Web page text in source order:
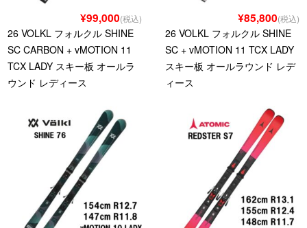
¥99,000(税込)
26 VOLKL フォルクル SHINE
SC CARBON + vMOTION 11
TCX LADY スキー板 オールラ
ウンド レディース
¥85,800(税込)
26 VOLKL フォルクル SHINE
SC + vMOTION 11 TCX LADY
スキー板 オールラウンド レデ
ィース